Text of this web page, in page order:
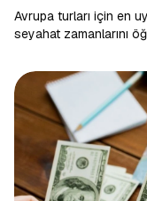
Avrupa turları için en
seyahat zamanlarını